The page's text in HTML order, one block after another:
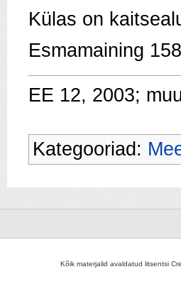
Külas on
Esmamaining
EE 12, 2003;
Kategooriad:
Kõik materjalid avaldatud litsentsi